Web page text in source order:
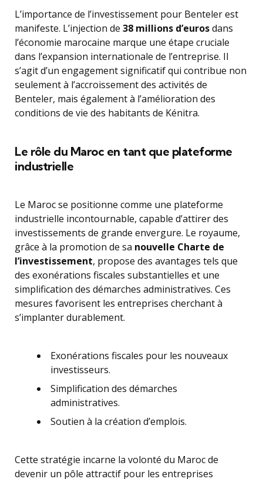
L’importance de l’investissement pour Benteler est
manifeste. L’injection de 38 millions d’eurosdans
l’économie marocaine marque une étape cruciale
dans l’expansion internationale de l’entreprise. Il
s’agit d’un engagement significatif qui contribue non
seulement à l’accroissement des activités de
Benteler, mais également à l’amélioration des
conditions de vie des habitants de Kénitra.
Le rôle du Maroc en tant que plateforme
industrielle
Le Maroc se positionne comme une plateforme
industrielle incontournable, capable d’attirer des
investissements de grande envergure. Le royaume,
grâce à la promotion de sa nouvelle Charte de
l’investissement, propose des avantages tels que
des exonérations fiscales substantielles et une
simplification des démarches administratives. Ces
mesures favorisent les entreprises cherchant à
s’implanter durablement.
Exonérations fiscales pour les nouveaux
investisseurs.
Simplification des démarches
administratives.
Soutien à la création d’emplois.
Cette stratégie incarne la volonté du Maroc de
devenir un pôle attractif pour les entreprises